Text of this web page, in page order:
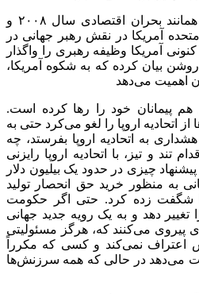
در بحران‌های جهانی پیشین، همانند بحران اقتصادی سال ۲۰۰۸ و
در ۲۰۱۴، ایالات متحده آمریکا در نقش رهبر جهانی در
آمریکا وظیفه رهبری را واگذار
بیان کرده که به شکوه آمریکا،
اهمیت می‌دهد
پیمانان خود را رها کرده است.
از اتحادیه اروپا را لغو می‌کرد حتی به
به اتحادیه اروپا بفرستد، چه
تند و تیز، با اتحادیه اروپا رایزنی
چیزی در حدود یک بیلیون دلار
به منظور خرید حق انحصار تولید
-۱۹، آلمان را شگفت زده کرد. حتی اگر حکومت
دهد و به یک رویه جدید جهانی
پیروی می‌کنند که، هرگز مسئولیتی
اعتراف نمی‌کند و کسی که مکرراً
می‌دهد در حالی که همه سرزنش‌ها